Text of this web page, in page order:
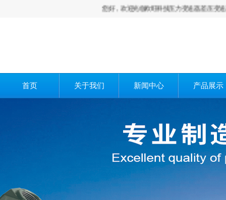
您好，欢迎光临欧旺科技压力变送器,差压变送器,液
首页 关于我们 新闻中心 产品展示